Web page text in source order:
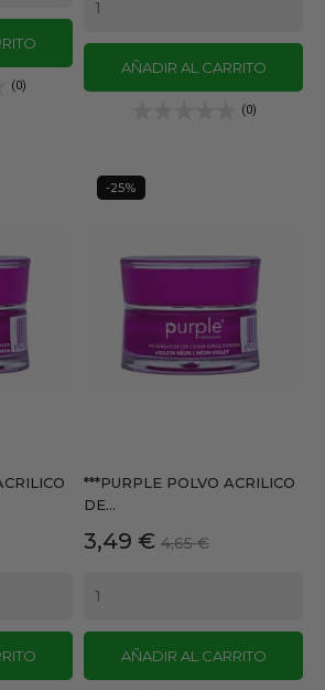
(0)
AÑADIR AL CARRITO
(0)
***PURPLE POLVO ACRILICO
DE...
Precio
3,49 € Precio
4,65 €
AÑADIR AL CARRITO
-25%